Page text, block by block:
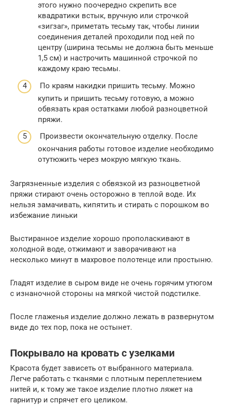
этого нужно поочередно скрепить все
квадратики встык, вручную или строчкой
«зигзаг», приметать тесьму так, чтобы линии
соединения деталей проходили под ней по
центру (ширина тесьмы не должна быть меньше
1,5 см) и настрочить машинной строчкой по
каждому краю тесьмы.
По краям накидки пришить тесьму. Можно
купить и пришить тесьму готовую, а можно
обвязать края остатками любой разноцветной
пряжи.
Произвести окончательную отделку. После
окончания работы готовое изделие необходимо
отутюжить через мокрую мягкую ткань.
Загрязненные изделия с обвязкой из разноцветной
пряжи стирают очень осторожно в теплой воде. Их
нельзя замачивать, кипятить и стирать с порошком во
избежание линьки
Выстиранное изделие хорошо прополаскивают в
холодной воде, отжимают и заворачивают на
несколько минут в махровое полотенце или простыню.
Гладят изделие в сыром виде не очень горячим утюгом
с изнаночной стороны на мягкой чистой подстилке.
После глаженья изделие должно лежать в развернутом
виде до тех пор, пока не остынет.
Покрывало на кровать с узелками
Красота будет зависеть от выбранного материала.
Легче работать с тканями с плотным переплетением
нитей и, к тому же такое изделие плотно ляжет на
гарнитур и спрячет его целиком.